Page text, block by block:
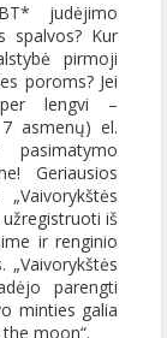
judėjimo
spalvos? Kur
pirmoji
poroms? Jei
lengvi –
asmenų) el.
Geriausios
iš
ir renginio
parengti
minties galia
moon“.